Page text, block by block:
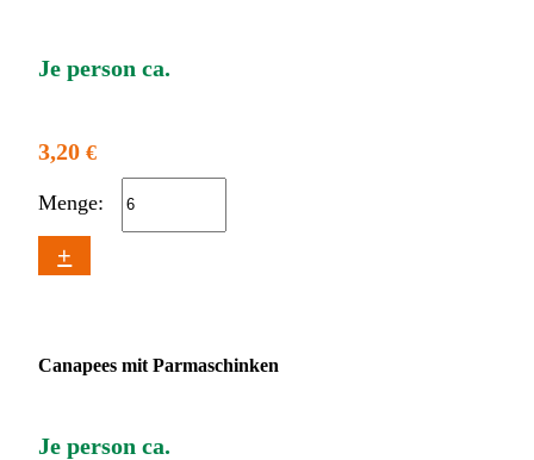
Je person ca.
3,20€
Menge:
+
Canapees mit Parmaschinken
Je person ca.